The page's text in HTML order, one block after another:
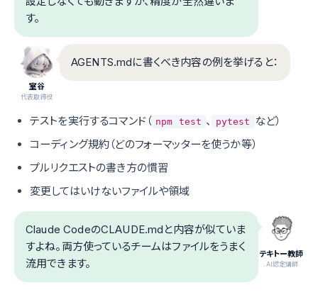
す。
室谷
代表取締役
AGENTS.mdに書くべき内容の例を挙げると：
テストを実行するコマンド（ npm test 、 pytest など）
コーディング規約（どのフォーマッターを使うか等）
プルリクエストの書き方の慣習
変更してはいけないファイルや領域
テキトー教師
.AI認定講師
Claude CodeのCLAUDE.mdと内容が似ていま
すよね。両方使っているチームはファイルをうまく
流用できます。